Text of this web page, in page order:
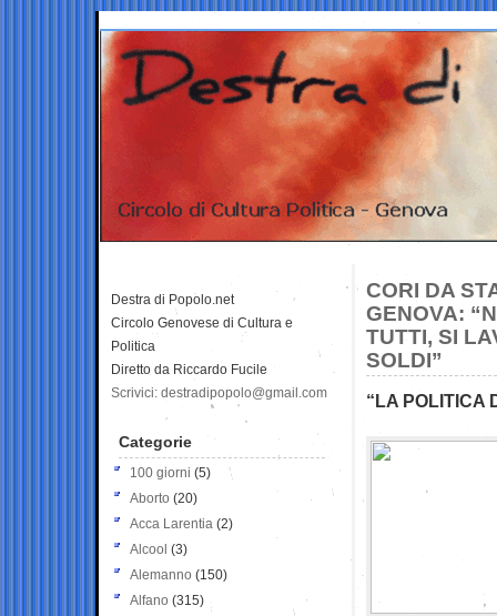
CORI DA
GENOVA:
TUTTI, SI
SOLDI”
“LA POLITICA
Destra di Popolo.net
Circolo Genovese di Cultura e
Politica
Diretto da Riccardo Fucile
Scrivici: destradipopolo@gmail.com
Categorie
100 giorni (5)
Aborto (20)
Acca Larentia (2)
Alcool (3)
Alemanno (150)
Alfano (315)